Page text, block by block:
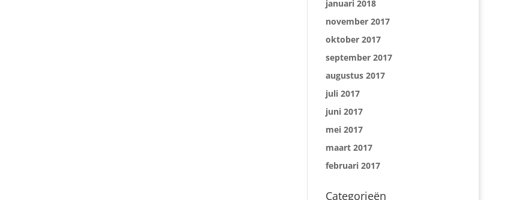
januari 2018
november 2017
oktober 2017
september 2017
augustus 2017
juli 2017
juni 2017
mei 2017
maart 2017
februari 2017
Categorieën